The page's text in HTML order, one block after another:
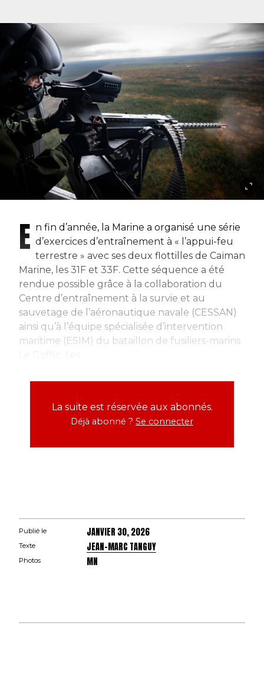
E n fin d’année, la Marine a organisé une série
d’exercices d’entraînement à « l’appui-feu
terrestre » avec ses deux flottilles de Caïman
Marine, les 31F et 33F. Cette séquence a été
rendue possible grâce à la collaboration du
Centre d’entraînement à la survie et au
sauvetage de l’aéronautique navale (CESSAN)
ainsi qu’à l’équipe spécialisée d’intervention
maritime (ESIM) du bataillon de fusiliers-marins
La suite est réservée aux abonnés.
Déjà abonné ? Se connecter
Publié le JANVIER 30, 2026
Texte JEAN-MARC TANGUY
Photos MN